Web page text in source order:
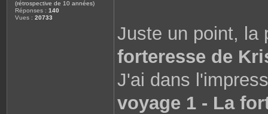
(rétrospective de 10 années)
Réponses : 140
Vues : 20733
Juste un point,
forteresse de
J'ai dans
voyage 1 - La